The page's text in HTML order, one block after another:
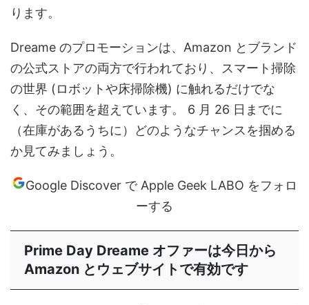
ります。
Dreame のプロモーションは、Amazon とブランド
の公式ストアの両方で行われており、スマート掃除
の世界 (ロボットや床掃除機) に触れるだけでな
く、その範囲を超えています。 6 月 26 日までに
（在庫があるうちに）どのようなチャンスを掴める
か見てみましょう。
Google Discover で Apple Geek LABO をフォロ
ーする
Prime Day Dreame オファーは今日から
Amazon とウェブサイトで有効です